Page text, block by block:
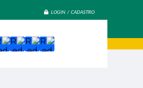
LOGIN / CADASTRO